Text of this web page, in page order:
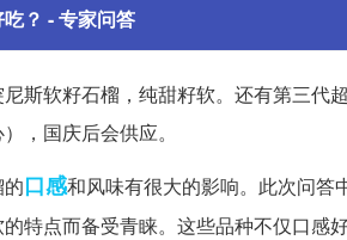
？ - 专家问答
斯软籽石榴，纯甜籽软。还有第三代
，国庆后会供应。
口感和风味有很大的影响。此次问答
特点而备受青睐。这些品种不仅口